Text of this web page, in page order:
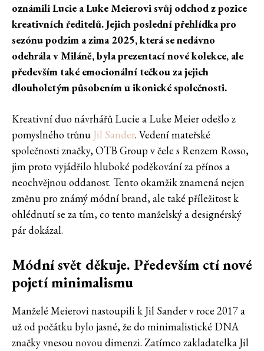
oznámili Lucie a Luke Meierovi svůj odchod z pozice
kreativních ředitelů. Jejich poslední přehlídka pro
sezónu podzim a zima 2025, která se nedávno
odehrála v Miláně, byla prezentací nové kolekce, ale
především také emocionální tečkou za jejich
dlouholetým působením u ikonické společnosti.
Kreativní duo návrhářů Lucie a Luke Meier odešlo z
pomyslného trůnu Jil Sander. Vedení mateřské
společnosti značky, OTB Group v čele s Renzem Rosso,
jim proto vyjádřilo hluboké poděkování za přínos a
neochvějnou oddanost. Tento okamžik znamená nejen
změnu pro známý módní brand, ale také příležitost k
ohlédnutí se za tím, co tento manželský a designérský
pár dokázal.
Módní svět děkuje. Především ctí nové
pojetí minimalismu
Manželé Meierovi nastoupili k Jil Sander v roce 2017 a
už od počátku bylo jasné, že do minimalistické DNA
značky vnesou novou dimenzi. Zatímco zakladatelka Jil